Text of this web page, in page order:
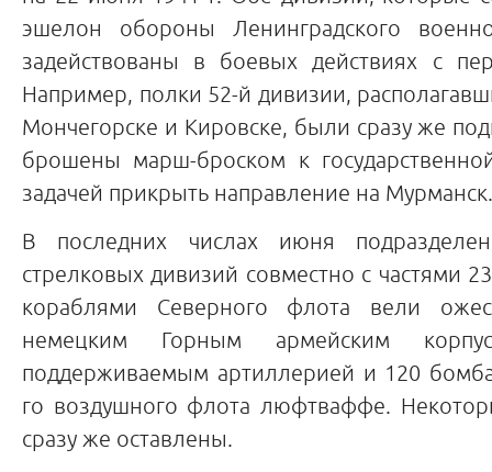
эшелон обороны Ленинградского
задействованы в боевых действиях с
Например, полки 52-й дивизии,
Мончегорске и Кировске, были сразу же
брошены марш-броском к
задачей прикрыть направление на Мурманск.
В последних числах июня
стрелковых дивизий совместно с частями
кораблями Северного флота вели
немецким Горным армейским
поддерживаемым артиллерией и 120
го воздушного флота люфтваффе.
сразу же оставлены.